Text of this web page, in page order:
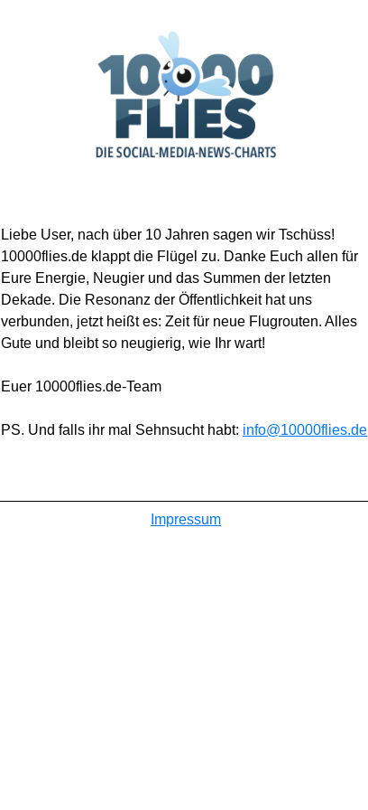
Liebe User, nach über 10 Jahren sagen wir Tschüss!
10000flies.de klappt die Flügel zu. Danke Euch allen für
Eure Energie, Neugier und das Summen der letzten
Dekade. Die Resonanz der Öffentlichkeit hat uns
verbunden, jetzt heißt es: Zeit für neue Flugrouten. Alles
Gute und bleibt so neugierig, wie Ihr wart!
Euer 10000flies.de-Team
PS. Und falls ihr mal Sehnsucht habt: info@10000flies.de
Impressum